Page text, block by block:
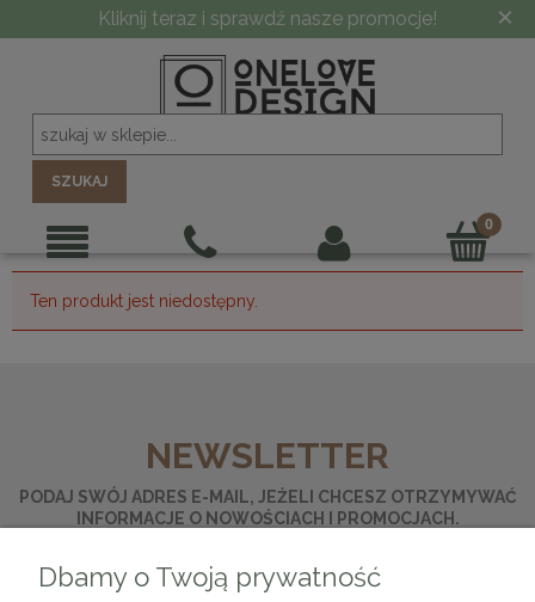
Kliknij teraz i sprawdź nasze promocje! ×
SZUKAJ
Ten produkt jest niedostępny.
NEWSLETTER
PODAJ SWÓJ ADRES E-MAIL, JEŻELI CHCESZ OTRZYMYWAĆ
INFORMACJE O NOWOŚCIACH I PROMOCJACH.
Dbamy o Twoją prywatność